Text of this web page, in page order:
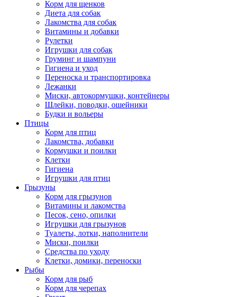
Корм для щенков
Диета для собак
Лакомства для собак
Витамины и добавки
Рулетки
Игрушки для собак
Груминг и шампуни
Гигиена и уход
Переноска и транспортировка
Лежанки
Миски, автокормушки, контейнеры
Шлейки, поводки, ошейники
Будки и вольеры
Птицы
Корм для птиц
Лакомства, добавки
Кормушки и поилки
Клетки
Гигиена
Игрушки для птиц
Грызуны
Корм для грызунов
Витамины и лакомства
Песок, сено, опилки
Игрушки для грызунов
Туалеты, лотки, наполнители
Миски, поилки
Средства по уходу
Клетки, домики, переноски
Рыбы
Корм для рыб
Корм для черепах